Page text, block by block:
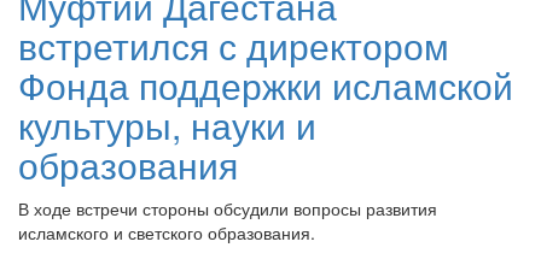
встретился с директором
Фонда поддержки исламской
культуры, науки и
образования
В ходе встречи стороны обсудили вопросы развития
исламского и светского образования.